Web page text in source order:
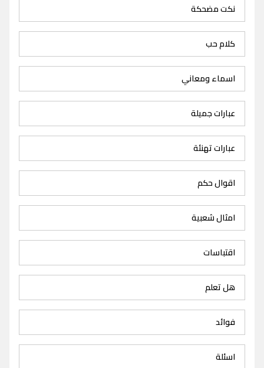
نكت مضحكة
كلام حب
اسماء ومعاني
عبارات جميلة
عبارات تهنئة
اقوال حكم
امثال شعبية
اقتباسات
هل تعلم
فوائد
اسئلة